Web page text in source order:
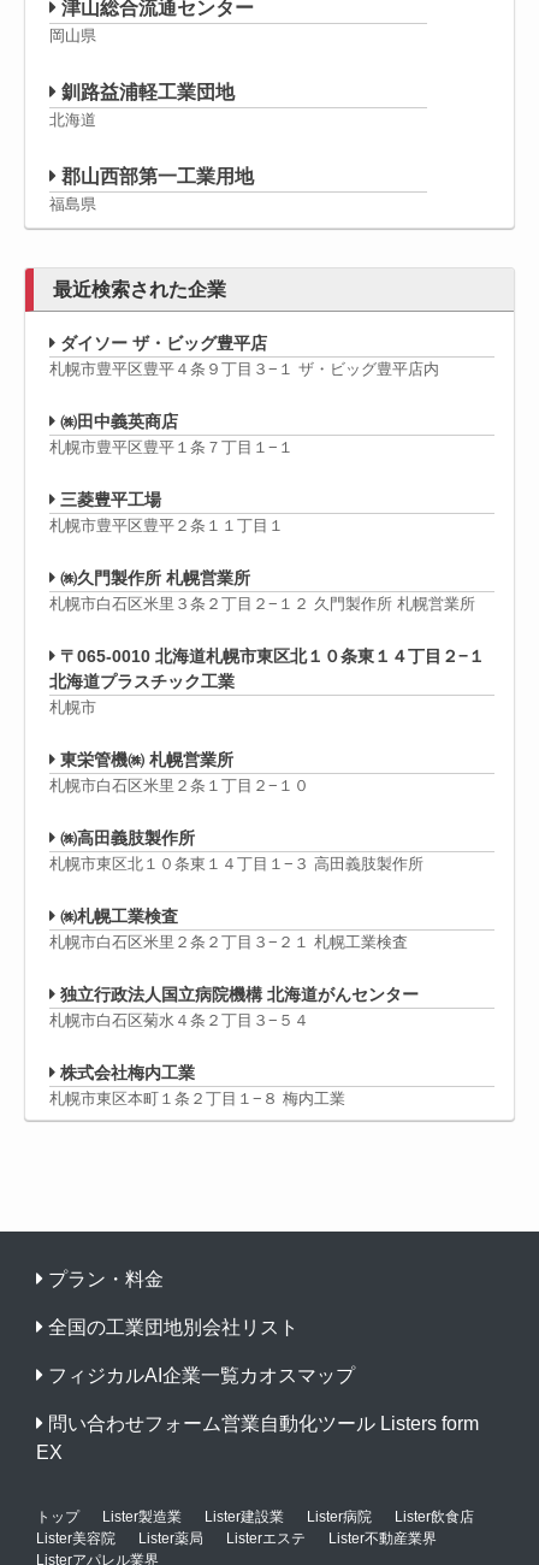
津山総合流通センター
岡山県
釧路益浦軽工業団地
北海道
郡山西部第一工業用地
福島県
最近検索された企業
ダイソー ザ・ビッグ豊平店
札幌市豊平区豊平４条９丁目３−１ ザ・ビッグ豊平店内
㈱田中義英商店
札幌市豊平区豊平１条７丁目１−１
三菱豊平工場
札幌市豊平区豊平２条１１丁目１
㈱久門製作所 札幌営業所
札幌市白石区米里３条２丁目２−１２ 久門製作所 札幌営業所
〒065-0010 北海道札幌市東区北１０条東１４丁目２−１
北海道プラスチック工業
札幌市
東栄管機㈱ 札幌営業所
札幌市白石区米里２条１丁目２−１０
㈱高田義肢製作所
札幌市東区北１０条東１４丁目１−３ 高田義肢製作所
㈱札幌工業検査
札幌市白石区米里２条２丁目３−２１ 札幌工業検査
独立行政法人国立病院機構 北海道がんセンター
札幌市白石区菊水４条２丁目３−５４
株式会社梅内工業
札幌市東区本町１条２丁目１−８ 梅内工業
プラン・料金
全国の工業団地別会社リスト
フィジカルAI企業一覧カオスマップ
問い合わせフォーム営業自動化ツール Listers form
EX
トップ Lister製造業 Lister建設業 Lister病院
Lister飲食店
Lister美容院
Lister薬局 Listerエステ
Lister不動産業界
Listerアパレル業界